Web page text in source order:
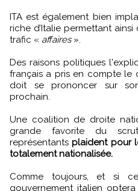
ITA est également bien
riche d’Italie permettant
trafic « affaires».
Des raisons politiques
français a pris en compte le
doit se prononcer sur
prochain.
Une coalition de droite
grande favorite du
représentantsplaident pour
totalement nationalisée.
Comme toujours, et si
gouvernement italien